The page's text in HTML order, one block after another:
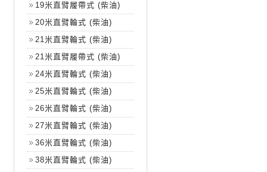
19米直臂履帶式 (柴油)
20米直臂輪式 (柴油)
21米直臂輪式 (柴油)
21米直臂履帶式 (柴油)
24米直臂輪式 (柴油)
25米直臂輪式 (柴油)
26米直臂輪式 (柴油)
27米直臂輪式 (柴油)
36米直臂輪式 (柴油)
38米直臂輪式 (柴油)